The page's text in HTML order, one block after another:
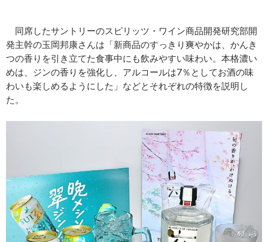
同席したサントリーのスピリッツ・ワイン商品開発研究部開
発主幹の玉岡邦康さんは「新商品のすっきり爽やかは、かんき
つの香りを引き立てた食事中にも飲みやすい味わい。本格濃い
めは、ジンの香りを強化し、アルコールは7％としてお酒の味
わいも楽しめるようにした」などとそれぞれの特徴を説明し
た。